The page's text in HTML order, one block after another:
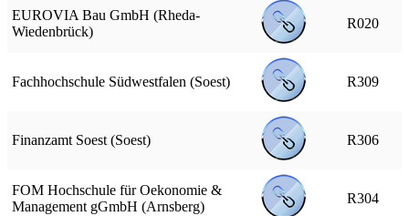
EUROVIA Bau GmbH (Rheda-
Wiedenbrück)
R020
Fachhochschule Südwestfalen (Soest) R309
Finanzamt Soest (Soest) R306
FOM Hochschule für Oekonomie &
Management gGmbH (Arnsberg)
R304